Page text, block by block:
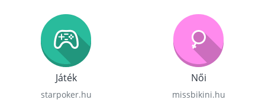
Játék
starpoker.hu
Női
missbikini.hu